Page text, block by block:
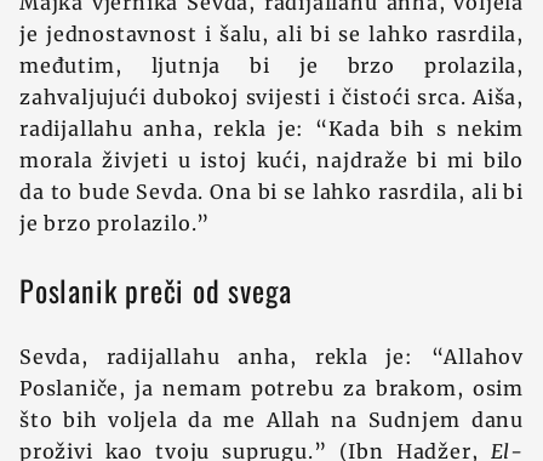
je jednostavnost i šalu, ali bi se lahko rasrdila,
međutim, ljutnja bi je brzo prolazila,
zahvaljujući dubokoj svijesti i čistoći srca. Aiša,
radijallahu anha, rekla je: “Kada bih s nekim
morala živjeti u istoj kući, najdraže bi mi bilo
da to bude Sevda. Ona bi se lahko rasrdila, ali bi
je brzo prolazilo.”
Poslanik preči od svega
Sevda, radijallahu anha, rekla je: “Allahov
Poslaniče, ja nemam potrebu za brakom, osim
što bih voljela da me Allah na Sudnjem danu
proživi kao tvoju suprugu.” (Ibn Hadžer, El-